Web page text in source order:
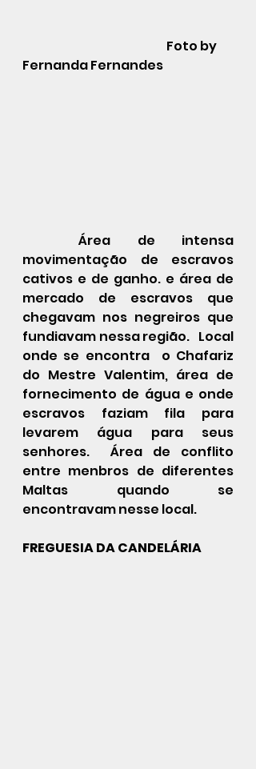
Fernanda Fernandes
	Área de intensa
movimentação de escravos
cativos e de ganho. e área de
mercado de escravos que
chegavam nos negreiros que
fundiavam nessa região.   Local
onde se encontra  o Chafariz
do Mestre Valentim, área de
fornecimento de água e onde
escravos faziam fila para
levarem água para seus
senhores.  Área de conflito
entre menbros de diferentes
Maltas quando se
encontravam nesse local.
FREGUESIA DA CANDELÁRIA